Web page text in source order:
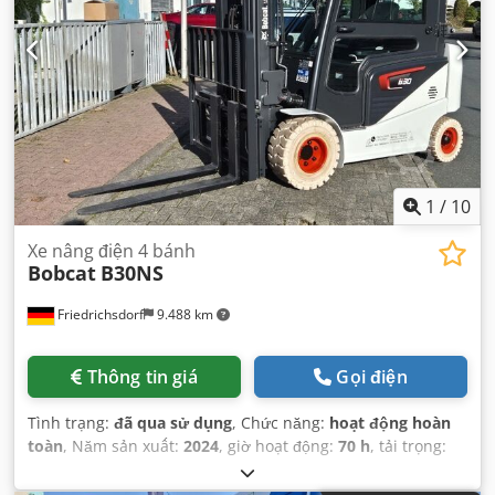
1 / 10
Friedrichsdorf 9.488 km
Xe nâng điện 4 bánh
Bobcat B30NS
Thông tin giá Gọi điện
Tình trạng: đã qua sử dụng, Chức năng: hoạt động hoàn
toàn, Năm sản xuất: 2024, giờ hoạt động: 70 h, tải trọng:
4.710 mm